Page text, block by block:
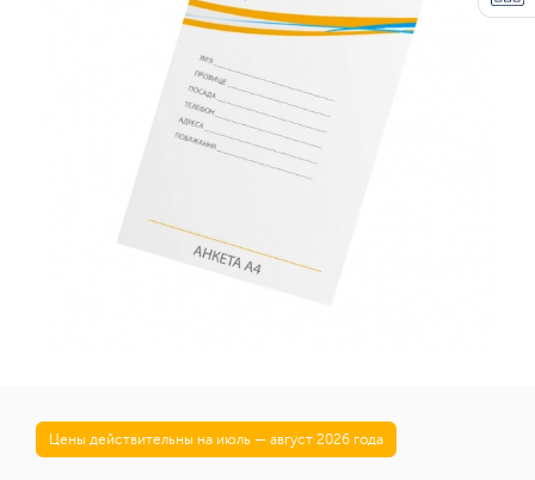
Цены действительны на июль — август 2026 года